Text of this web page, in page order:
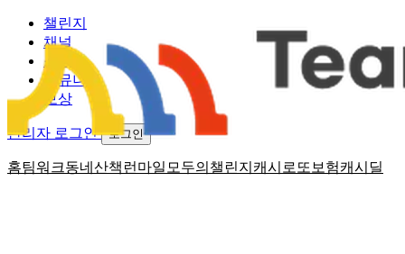
홈팀워크동네산책 런마일 모두의챌린지 캐시로또 보험캐시딜
챌린지
채널
소식
커뮤니티
보상
관리자 로그인 로그인